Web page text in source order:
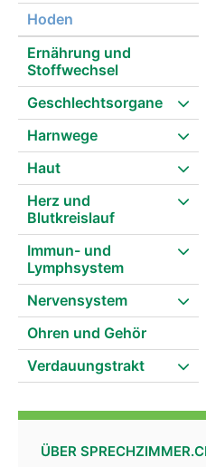
Hoden
Ernährung und
Stoffwechsel
Geschlechtsorgane
Harnwege
Haut
Herz und
Blutkreislauf
Immun- und
Lymphsystem
Nervensystem
Ohren und Gehör
Verdauungstrakt
ÜBER